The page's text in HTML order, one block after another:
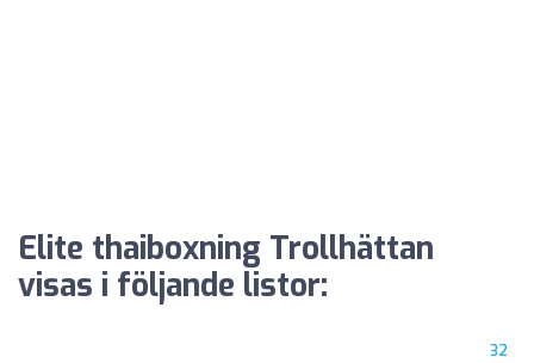
Elite thaiboxning Trollhättan
visas i följande listor:
32